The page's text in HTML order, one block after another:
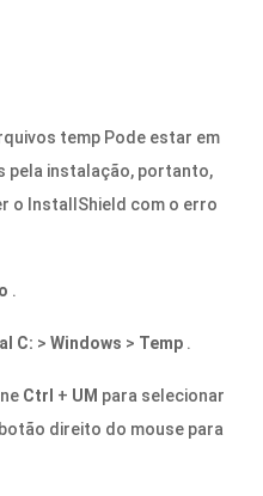
temp Pode estar em
​​pela instalação, portanto,
o InstallShield com o erro
.
C: > Windows > Temp .
Ctrl + UM para selecionar
direito do mouse para